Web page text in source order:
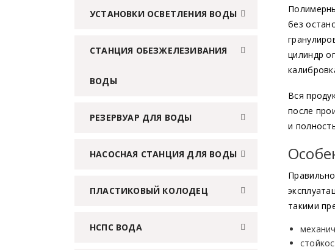
УСТАНОВКИ ОСВЕТЛЕНИЯ ВОДЫ
СТАНЦИЯ ОБЕЗЖЕЛЕЗИВАНИЯ
ВОДЫ
РЕЗЕРВУАР ДЛЯ ВОДЫ
НАСОСНАЯ СТАНЦИЯ ДЛЯ ВОДЫ
ПЛАСТИКОВЫЙ КОЛОДЕЦ
НСПС ВОДА
без
цилиндр
Вся
после
и
такими